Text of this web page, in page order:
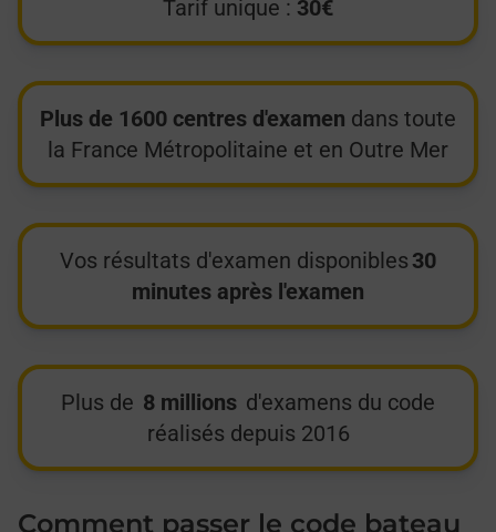
Tarif unique : 30€
Plus de 1600 centres d'examen dans toute
la France Métropolitaine et en Outre Mer
Vos résultats d'examen disponibles 30
minutes après l'examen
Plus de 8 millions d'examens du code
réalisés depuis 2016
Comment passer le code bateau